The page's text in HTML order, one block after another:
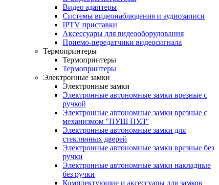
Видео адаптеры
Системы видеонаблюдения и аудиозаписи
IPTV приставки
Аксессуары для видеооборудования
Приемо-передатчики видеосигнала
Термопринтеры
Термопринтеры
Термопринтеры
Электронные замки
Электронные замки
Электронные автономные замки врезные с
ручкой
Электронные автономные замки врезные с
механизмом "ПУШ ПУЛ"
Электронные автономные замки для
стеклянных дверей
Электронные автономные замки врезные без
ручки
Электронные автономные замки накладные
без ручки
Комплектующие и аксессуары для замков